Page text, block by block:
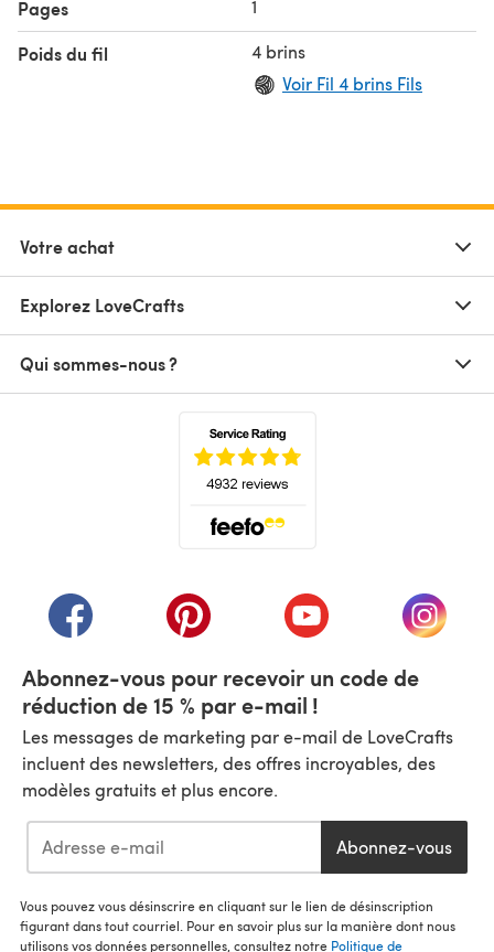
Pages 1
Poids du fil
4 brins
Voir Fil 4 brins Fils
Votre achat
Explorez LoveCrafts
Qui sommes-nous ?
(s'ouvre dans un nouvel onglet)
(s'ouvre dans un nouvel onglet)
(s'ouvre dans un(s'ouvre
Abonnez-vous pour recevoir un code de
réduction de 15 % par e-mail !
Les messages de marketing par e-mail de LoveCrafts
incluent des newsletters, des offres incroyables, des
modèles gratuits et plus encore.
Abonnez-vous
Vous pouvez vous désinscrire en cliquant sur le lien de désinscription
figurant dans tout courriel. Pour en savoir plus sur la manière dont nous
utilisons vos données personnelles, consultez notre Politique de